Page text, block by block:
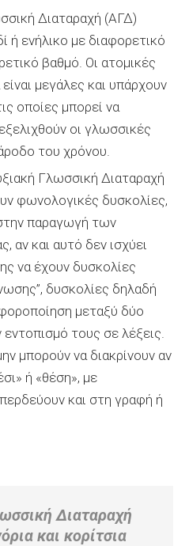
Διαταραχή (ΑΓΔ)
ή ενήλικο με διαφορετικό
βαθμό. Οι ατομικές
μεγάλες και υπάρχουν
οποίες μπορεί να
οι γλωσσικές
του χρόνου.
Γλωσσική Διαταραχή
φωνολογικές δυσκολίες,
παραγωγή των
αν και αυτό δεν ισχύει
να έχουν δυσκολίες
δυσκολίες δηλαδή
μεταξύ δύο
τους σε λέξεις.
μπορούν να διακρίνουν αν
ή «θέση», με
και στη γραφή ή
Διαταραχή
και κορίτσια